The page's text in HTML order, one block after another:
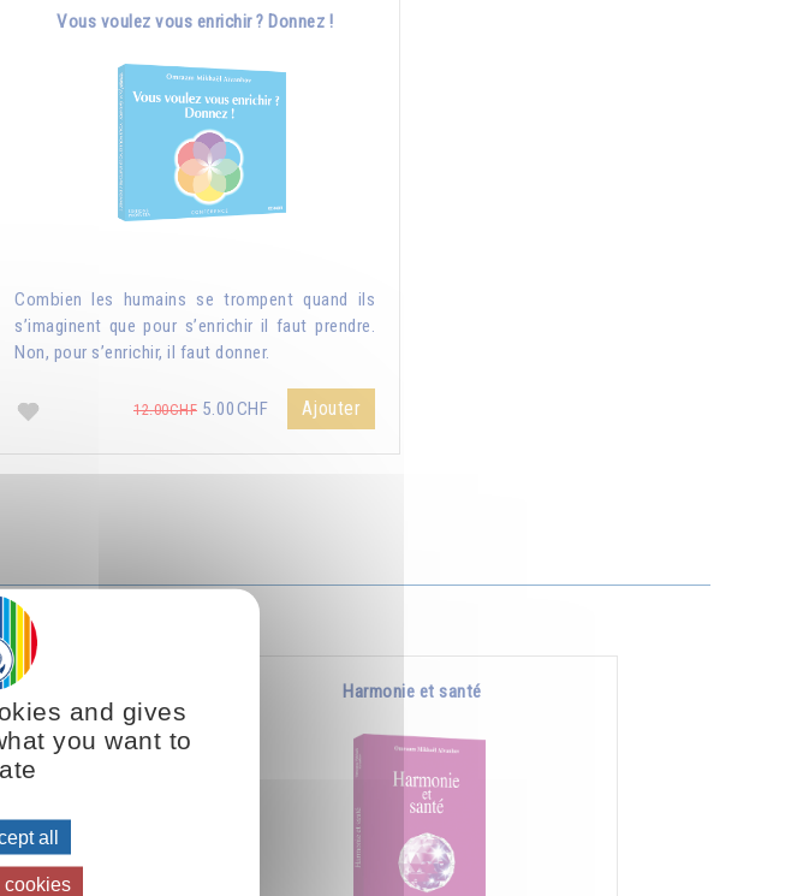
Vous voulez vous enrichir ? Donnez !
Combien les humains se trompent quand ils
s’imaginent que pour s’enrichir il faut prendre.
Non, pour s’enrichir, il faut donner.
12.00CHF 5.00CHF Ajouter
du Christ Harmonie et santé
and gives
you want to
all
cookies